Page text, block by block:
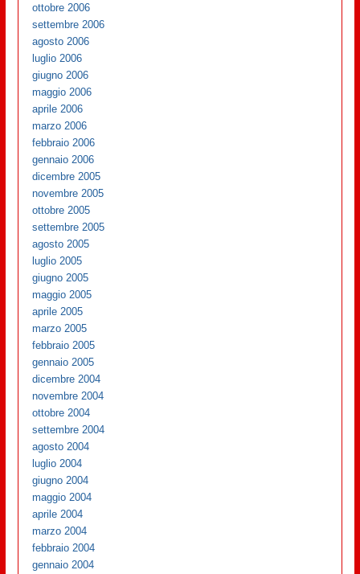
ottobre 2006
settembre 2006
agosto 2006
luglio 2006
giugno 2006
maggio 2006
aprile 2006
marzo 2006
febbraio 2006
gennaio 2006
dicembre 2005
novembre 2005
ottobre 2005
settembre 2005
agosto 2005
luglio 2005
giugno 2005
maggio 2005
aprile 2005
marzo 2005
febbraio 2005
gennaio 2005
dicembre 2004
novembre 2004
ottobre 2004
settembre 2004
agosto 2004
luglio 2004
giugno 2004
maggio 2004
aprile 2004
marzo 2004
febbraio 2004
gennaio 2004